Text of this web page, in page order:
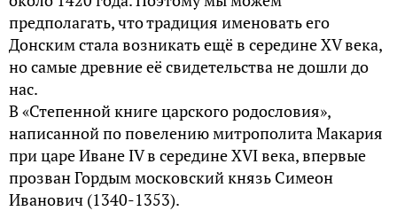
предполагать, что традиция именовать его
Донским стала возникать ещё в середине XV века,
но самые древние её свидетельства не дошли до
нас.
В «Степенной книге царского родословия»,
написанной по повелению митрополита Макария
при царе Иване IV в середине XVI века, впервые
прозван Гордым московский князь Симеон
Иванович (1340-1353).